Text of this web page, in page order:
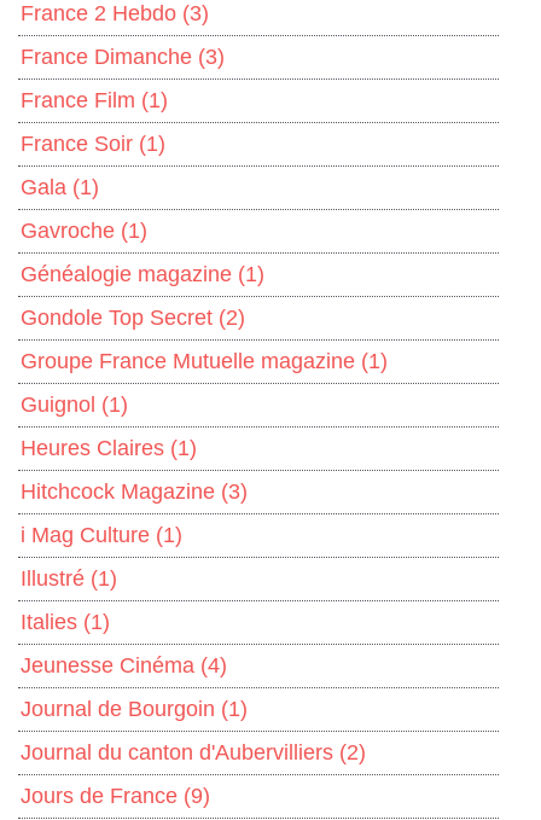
France 2 Hebdo (3)
France Dimanche (3)
France Film (1)
France Soir (1)
Gala (1)
Gavroche (1)
Généalogie magazine (1)
Gondole Top Secret (2)
Groupe France Mutuelle magazine (1)
Guignol (1)
Heures Claires (1)
Hitchcock Magazine (3)
i Mag Culture (1)
Illustré (1)
Italies (1)
Jeunesse Cinéma (4)
Journal de Bourgoin (1)
Journal du canton d'Aubervilliers (2)
Jours de France (9)